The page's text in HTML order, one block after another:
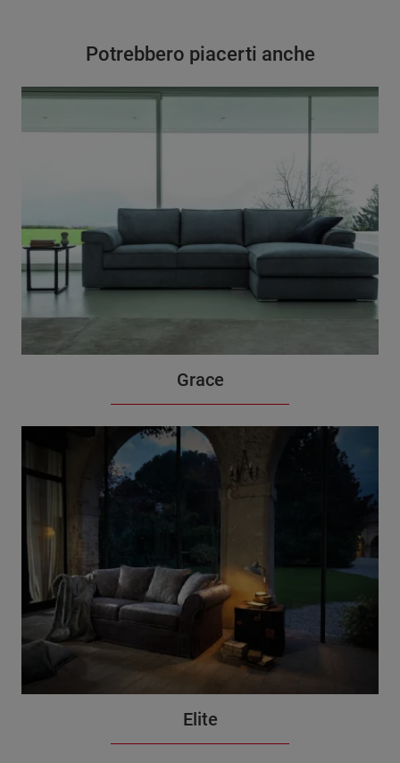
Potrebbero piacerti anche
Grace
Elite